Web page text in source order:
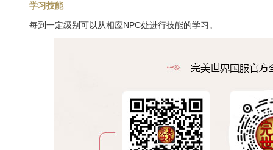
学习技能
每到一定级别可以从相应NPC处进行技能的学习。